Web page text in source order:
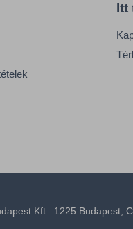
Itt
Kft. 1225 Budapest,